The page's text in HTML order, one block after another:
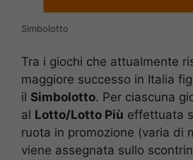
Simbolotto
Tra i giochi che attualmente
maggiore successo in Italia
il Simbolotto. Per ciascuna
al Lotto/Lotto Più effettuata
ruota in promozione (varia di
viene assegnata sullo